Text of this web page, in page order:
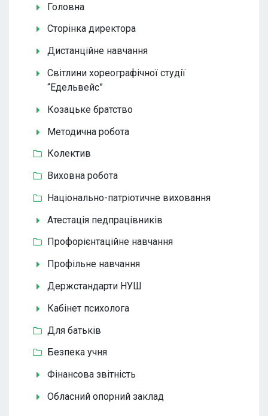
Головна
Сторінка директора
Дистанційне навчання
Світлини хореографічної студії
“Едельвейс”
Козацьке братство
Методична робота
Колектив
Виховна робота
Національно-патріотичне виховання
Атестація педпрацівників
Профорієнтаційне навчання
Профільне навчання
Держстандарти НУШ
Кабінет психолога
Для батьків
Безпека учня
Фінансова звітність
Обласний опорний заклад